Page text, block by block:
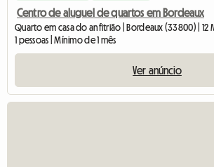
Centro de aluguel de quartos em Bordeaux
Quarto em casa do anfitrião | Bordeaux (33800) | 12
1 pessoas | Mínimo de 1 mês
Ver anúncio